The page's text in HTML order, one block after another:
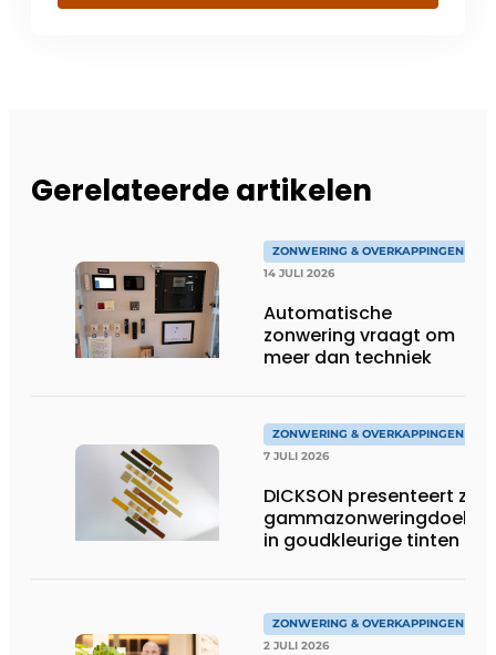
Gerelateerde artikelen
ZONWERING & OVERKAPPINGEN
14 JULI 2026
Automatische
zonwering vraagt om
meer dan techniek
ZONWERING & OVERKAPPINGEN
7 JULI 2026
DICKSON presenteert zijn
gammazonweringdoeken
in goudkleurige tinten
ZONWERING & OVERKAPPINGEN
2 JULI 2026